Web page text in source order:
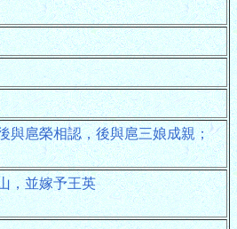
與扈榮相認，後與扈三娘成親；
，並嫁予王英